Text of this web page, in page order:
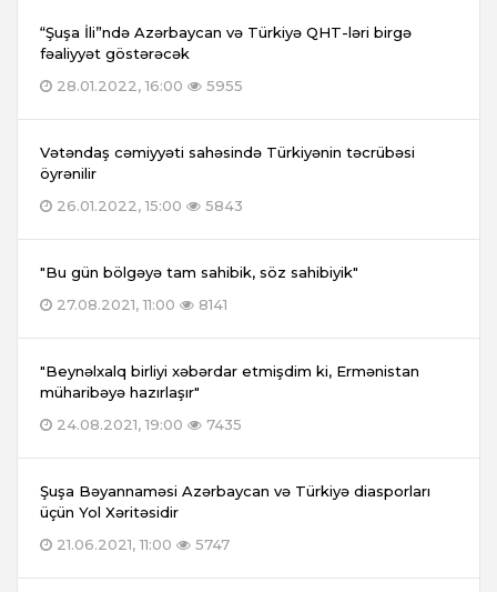
“Şuşa İli”ndə Azərbaycan və Türkiyə QHT-ləri birgə
fəaliyyət göstərəcək
28.01.2022, 16:00
5955
Vətəndaş cəmiyyəti sahəsində Türkiyənin təcrübəsi
öyrənilir
26.01.2022, 15:00
5843
"Bu gün bölgəyə tam sahibik, söz sahibiyik"
27.08.2021, 11:00
8141
"Beynəlxalq birliyi xəbərdar etmişdim ki, Ermənistan
müharibəyə hazırlaşır"
24.08.2021, 19:00
7435
Şuşa Bəyannaməsi Azərbaycan və Türkiyə diasporları
üçün Yol Xəritəsidir
21.06.2021, 11:00
5747